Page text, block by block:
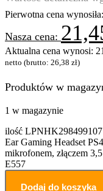
Pierwotna cena
Aktualna cena wynosi:
netto (brutto: 26,38 zł)
Produktów w
1 w magazynie
ilość
Ear Gaming Headset
mikrofonem, złączem
E557
Dodaj do koszyka